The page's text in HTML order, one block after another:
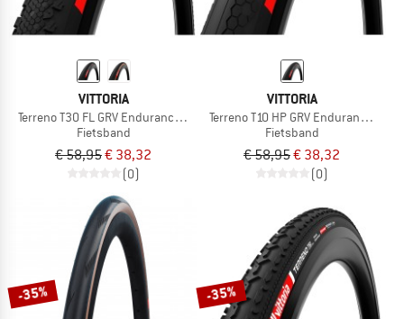
VITTORIA
Terreno T30 FL GRV Endurance 28'' (40-622) Fold.
Fietsband
€ 58,95€ 38,32
(0)
VITTORIA
Terreno T10 HP GRV Endurance
Fietsband
€ 58,95€ 38,32
(0)
-35% -35%